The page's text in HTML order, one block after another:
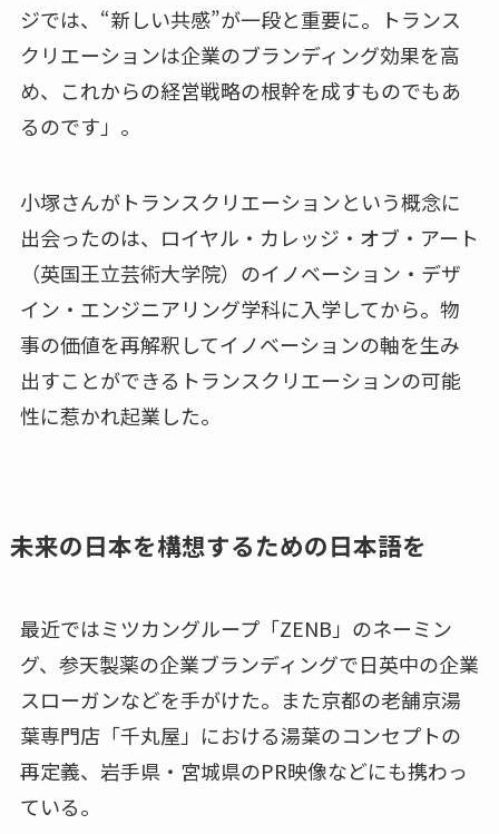
ジでは、“新しい共感”が一段と重要に。トランス
クリエーションは企業のブランディング効果を高
め、これからの経営戦略の根幹を成すものでもあ
るのです」。
小塚さんがトランスクリエーションという概念に
出会ったのは、ロイヤル・カレッジ・オブ・アート
（英国王立芸術大学院）のイノベーション・デザ
イン・エンジニアリング学科に入学してから。物
事の価値を再解釈してイノベーションの軸を生み
出すことができるトランスクリエーションの可能
性に惹かれ起業した。
未来の日本を構想するための日本語を
最近ではミツカングループ「ZENB」のネーミン
グ、参天製薬の企業ブランディングで日英中の企業
スローガンなどを手がけた。また京都の老舗京湯
葉専門店「千丸屋」における湯葉のコンセプトの
再定義、岩手県・宮城県のPR映像などにも携わっ
ている。